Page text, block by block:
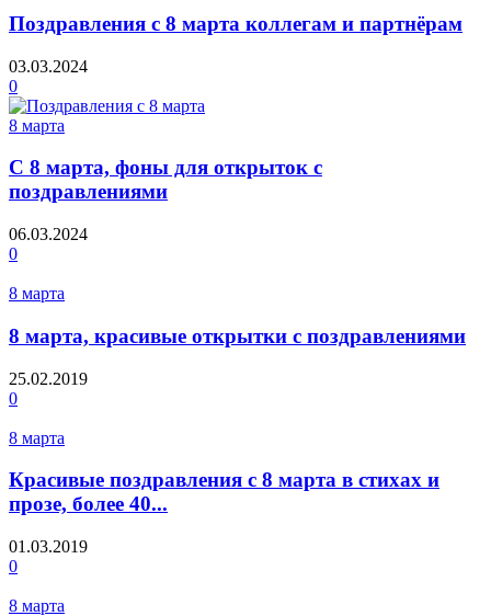
Поздравления с 8 марта коллегам и партнёрам
03.03.2024
0
8 марта
С 8 марта, фоны для открыток с
поздравлениями
06.03.2024
0
8 марта
8 марта, красивые открытки с поздравлениями
25.02.2019
0
8 марта
Красивые поздравления с 8 марта в стихах и
прозе, более 40...
01.03.2019
0
8 марта